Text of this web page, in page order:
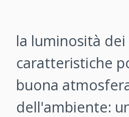
la luminosità dei
caratteristiche
buona
dell'ambiente: